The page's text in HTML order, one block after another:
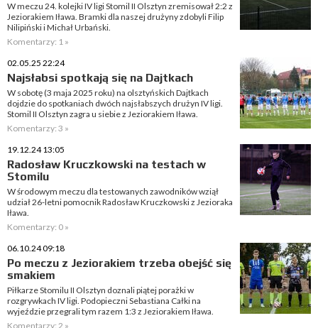
W meczu 24. kolejki IV ligi Stomil II Olsztyn zremisował 2:2 z
Jeziorakiem Iława. Bramki dla naszej drużyny zdobyli Filip
Nilipiński i Michał Urbański.
Komentarzy: 1 »
02.05.25 22:24
Najsłabsi spotkają się na Dajtkach
W sobotę (3 maja 2025 roku) na olsztyńskich Dajtkach
dojdzie do spotkaniach dwóch najsłabszych drużyn IV ligi.
Stomil II Olsztyn zagra u siebie z Jeziorakiem Iława.
Komentarzy: 3 »
19.12.24 13:05
Radosław Kruczkowski na testach w
Stomilu
W środowym meczu dla testowanych zawodników wziął
udział 26-letni pomocnik Radosław Kruczkowski z Jezioraka
Iława.
Komentarzy: 0 »
06.10.24 09:18
Po meczu z Jeziorakiem trzeba obejść się
smakiem
Piłkarze Stomilu II Olsztyn doznali piątej porażki w
rozgrywkach IV ligi. Podopieczni Sebastiana Całki na
wyjeździe przegrali tym razem 1:3 z Jeziorakiem Iława.
Komentarzy: 2 »